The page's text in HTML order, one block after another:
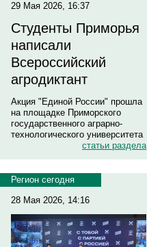
29 Мая 2026, 16:37
Студенты Приморья
написали
Всероссийский
агродиктант
Акция "Единой России" прошла
на площадке Приморского
государственного аграрно-
технологического университета
статьи раздела
Регион сегодня
28 Мая 2026, 14:16